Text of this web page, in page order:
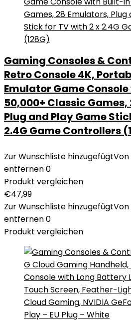
Gaming Consoles &
Retro Console 4K,
Emulator Game
50,000+ Classic
Plug and Play Game
2.4G Game Controllers
Zur Wunschliste hinzugefügt
entfernen0
Produkt vergleichen
€47,99
Zur Wunschliste hinzugefügt
entfernen0
Produkt vergleichen